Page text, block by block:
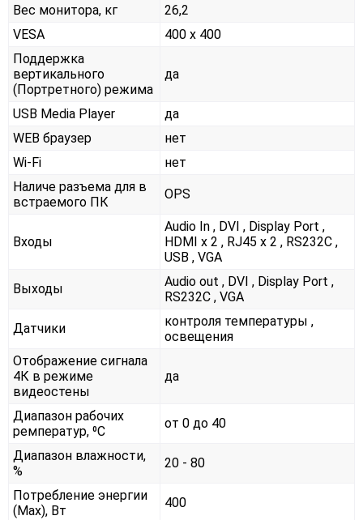
Вес монитора, кг
26,2
VESA
400 x 400
Поддержка
вертикального
(Портретного) режима
да
USB Media Player
да
WEB браузер
нет
Wi-Fi
нет
Наличе разъема для в
встраемого ПК
OPS
Входы
Audio In , DVI , Display Port ,
HDMI x 2 , RJ45 x 2 , RS232С ,
USB , VGA
Выходы
Audio out , DVI , Display Port ,
RS232С , VGA
Датчики
контроля температуры ,
освещения
Отображение сигнала
4К в режиме
видеостены
да
Диапазон рабочих
ремператур, ⁰С
от 0 до 40
Диапазон влажности,
%
20 - 80
Потребление энергии
(Max), Вт
400